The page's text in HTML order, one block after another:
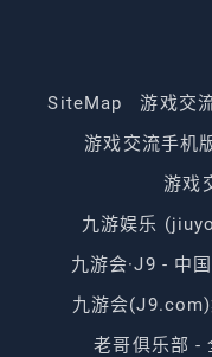
SiteMap 游戏交
游戏交流手机
游戏
九游娱乐
九游会·J9 - 中
九游会
老哥俱乐部 -